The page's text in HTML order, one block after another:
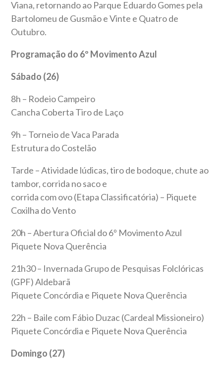
Viana, retornando ao Parque Eduardo Gomes pela
Bartolomeu de Gusmão e Vinte e Quatro de
Outubro.
Programação do 6º Movimento Azul
Sábado (26)
8h – Rodeio Campeiro
Cancha Coberta Tiro de Laço
9h – Torneio de Vaca Parada
Estrutura do Costelão
Tarde – Atividade lúdicas, tiro de bodoque, chute ao
tambor, corrida no saco e
corrida com ovo (Etapa Classificatória) – Piquete
Coxilha do Vento
20h – Abertura Oficial do 6º Movimento Azul
Piquete Nova Querência
21h30 – Invernada Grupo de Pesquisas Folclóricas
(GPF) Aldebarã
Piquete Concórdia e Piquete Nova Querência
22h – Baile com Fábio Duzac (Cardeal Missioneiro)
Piquete Concórdia e Piquete Nova Querência
Domingo (27)